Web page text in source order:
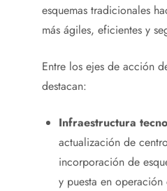
esquemas tradicionales
más ágiles, eficientes y
Entre los ejes de acción
destacan:
Infraestructura
actualización de
incorporación de
y puesta en operación